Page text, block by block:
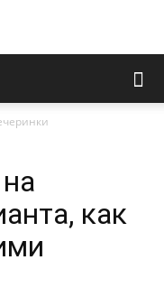
как